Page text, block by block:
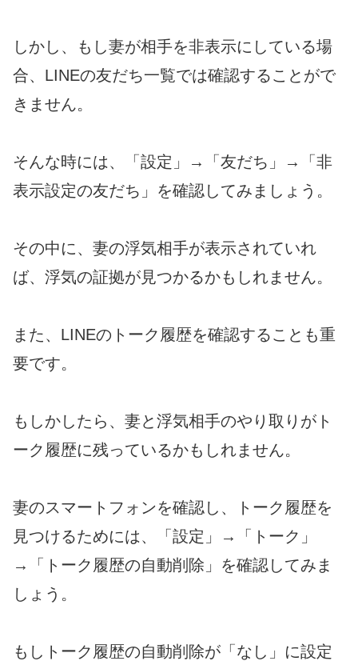
しかし、もし妻が相手を非表示にしている場
合、LINEの友だち一覧では確認することがで
きません。
そんな時には、「設定」→「友だち」→「非
表示設定の友だち」を確認してみましょう。
その中に、妻の浮気相手が表示されていれ
ば、浮気の証拠が見つかるかもしれません。
また、LINEのトーク履歴を確認することも重
要です。
もしかしたら、妻と浮気相手のやり取りがト
ーク履歴に残っているかもしれません。
妻のスマートフォンを確認し、トーク履歴を
見つけるためには、「設定」→「トーク」
→「トーク履歴の自動削除」を確認してみま
しょう。
もしトーク履歴の自動削除が「なし」に設定